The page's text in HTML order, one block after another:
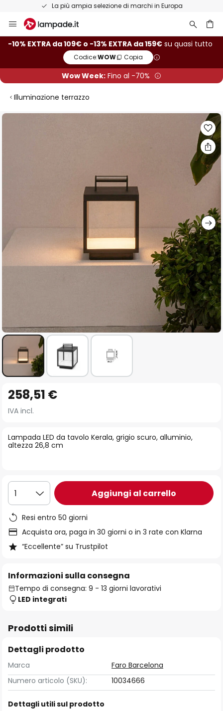
La più ampia selezione di marchi in Europa
Salta
al
contenuto
-10% EXTRA da 109€ o -13% EXTRA da 159€ su quasi tutto
Codice:WOW Copia
Wow Week: Fino al -70%
Illuminazione terrazzo
Vai
all'inizio
della
immagini
Lampada LED da tavolo Kerala, grigio scuro, alluminio,
altezza 26,8 cm
258,51 €
IVA incl.
1 Aggiungi al carrello
Resi entro 50 giorni
Acquista ora, paga in 30 giorni o in 3 rate con Klarna
“Eccellente” su Trustpilot
Informazioni sulla consegna
Tempo di consegna: 9 - 13 giorni lavorativi
LED integrati
Prodotti simili
Dettagli prodotto
Marca
Faro Barcelona
Numero articolo (SKU):
10034666
Dettagli utili sul prodotto